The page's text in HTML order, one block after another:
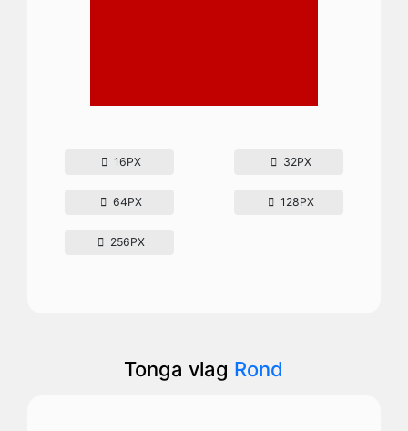
16PX 32PX
64PX 128PX
256PX
Tonga vlag Rond